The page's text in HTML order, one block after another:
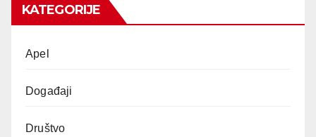
KATEGORIJE
Apel
Događaji
Društvo